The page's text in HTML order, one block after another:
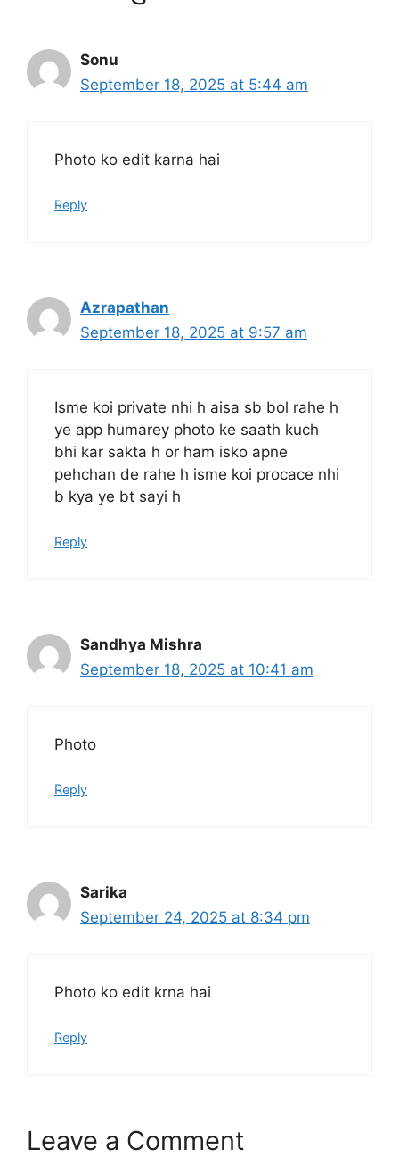
Sonu
September 18, 2025 at 5:44 am
Photo ko edit karna hai
Reply
Azrapathan
September 18, 2025 at 9:57 am
Isme koi private nhi h aisa sb bol rahe h
ye app humarey photo ke saath kuch
bhi kar sakta h or ham isko apne
pehchan de rahe h isme koi procace nhi
b kya ye bt sayi h
Reply
Sandhya Mishra
September 18, 2025 at 10:41 am
Photo
Reply
Sarika
September 24, 2025 at 8:34 pm
Photo ko edit krna hai
Reply
Leave a Comment